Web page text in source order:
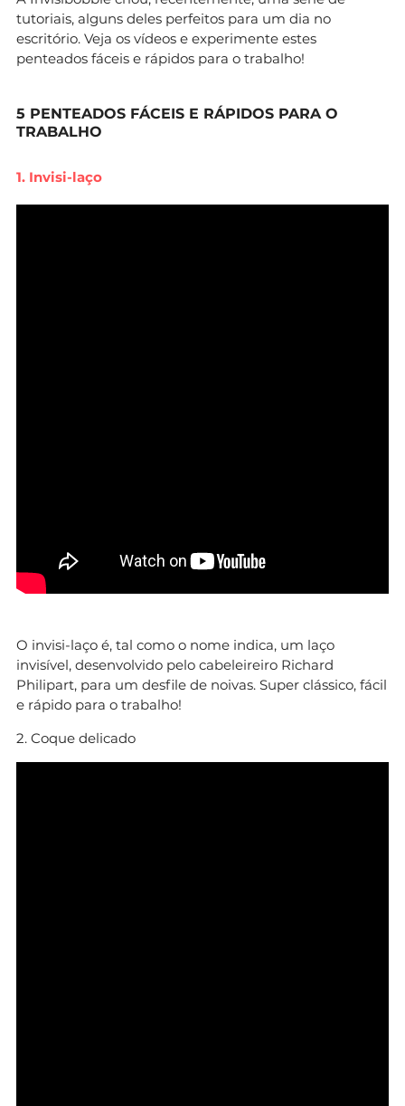
tutoriais, alguns deles perfeitos para um dia no
escritório. Veja os vídeos e experimente estes
penteados fáceis e rápidos para o trabalho!
5 PENTEADOS FÁCEIS E RÁPIDOS PARA O
TRABALHO
1. Invisi-laço
O invisi-laço é, tal como o nome indica, um laço
invisível, desenvolvido pelo cabeleireiro Richard
Philipart, para um desfile de noivas. Super clássico, fácil
e rápido para o trabalho!
2. Coque delicado